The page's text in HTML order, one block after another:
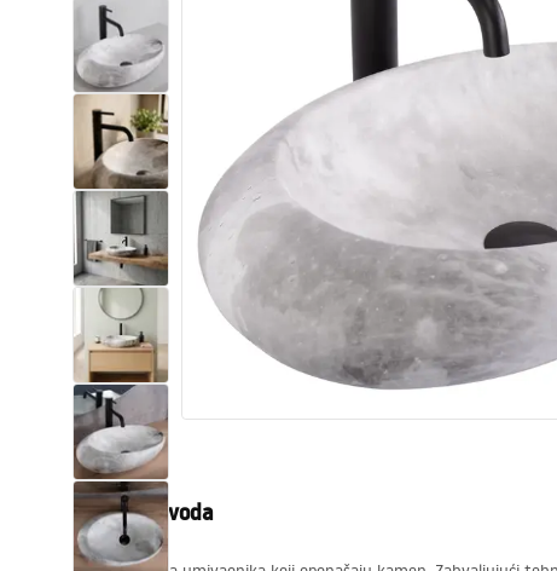
WC školjke
Umivaonici
Kade i paravani
Miješalice, pipe, slavine
Tuševi
Pribor i kupaonski namještaj
Opis proizvoda